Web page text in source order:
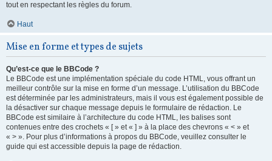
tout en respectant les règles du forum.
Haut
Mise en forme et types de sujets
Qu’est-ce que le BBCode ?
Le BBCode est une implémentation spéciale du code HTML, vous offrant un
meilleur contrôle sur la mise en forme d’un message. L’utilisation du BBCode
est déterminée par les administrateurs, mais il vous est également possible de
la désactiver sur chaque message depuis le formulaire de rédaction. Le
BBCode est similaire à l’architecture du code HTML, les balises sont
contenues entre des crochets « [ » et « ] » à la place des chevrons « < » et
« > ». Pour plus d’informations à propos du BBCode, veuillez consulter le
guide qui est accessible depuis la page de rédaction.